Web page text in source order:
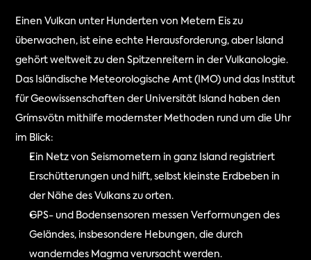
Einen Vulkan unter Hunderten von Metern Eis zu
überwachen, ist eine echte Herausforderung, aber Island
gehört weltweit zu den Spitzenreitern in der Vulkanologie.
Das Isländische Meteorologische Amt (IMO) und das Institut
für Geowissenschaften der Universität Island haben den
Grímsvötn mithilfe modernster Methoden rund um die Uhr
im Blick:
Ein Netz von Seismometern in ganz Island registriert
Erschütterungen und hilft, selbst kleinste Erdbeben in
der Nähe des Vulkans zu orten.
GPS- und Bodensensoren messen Verformungen des
Geländes, insbesondere Hebungen, die durch
wanderndes Magma verursacht werden.